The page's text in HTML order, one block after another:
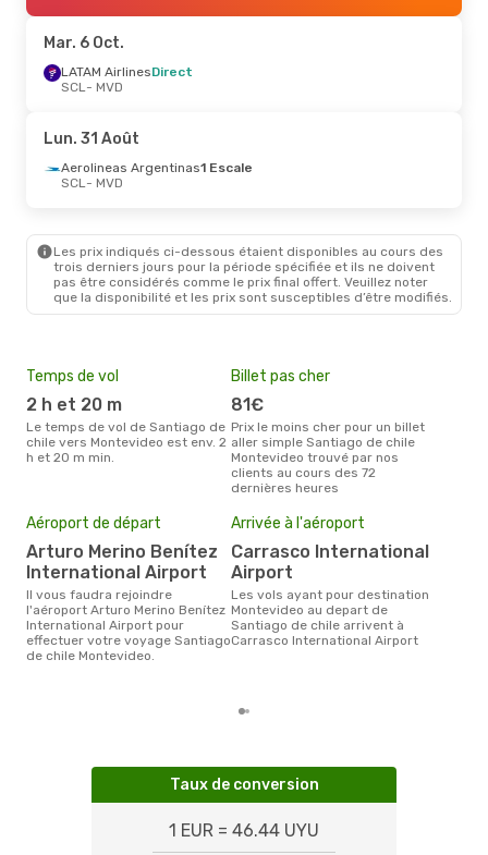
MVD- SCL
Sam. 5 Sept.- Dim. 13 Sept.
Sky AirlineDirect
MVD- SCL
Mar. 6 Oct.
LATAM AirlinesDirect
SCL- MVD
Lun. 31 Août
Aerolineas Argentinas1 Escale
SCL- MVD
Les prix indiqués ci-dessous étaient disponibles au cours des
trois derniers jours pour la période spécifiée et ils ne doivent
pas être considérés comme le prix final offert. Veuillez noter
que la disponibilité et les prix sont susceptibles d’être modifiés.
Temps de vol
2 h et 20 m
Le temps de vol de Santiago de
chile vers Montevideo est env. 2
h et 20 m min.
Billet pas cher
81€
Prix le moins cher pour un billet
aller simple Santiago de chile
Montevideo trouvé par nos
clients au cours des 72
dernières heures
Aéroport de départ
Arturo Merino Benítez
International Airport
Il vous faudra rejoindre
l'aéroport Arturo Merino Benítez
International Airport pour
effectuer votre voyage Santiago
de chile Montevideo.
Arrivée à l'aéroport
Carrasco International
Airport
Les vols ayant pour destination
Montevideo au depart de
Santiago de chile arrivent à
Carrasco International Airport
Taux de conversion
1 EUR = 46.44 UYU